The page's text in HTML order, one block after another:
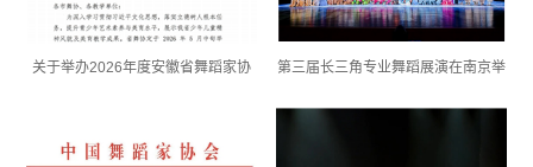
关于举办2026年度安徽省舞蹈家协
第三届长三角专业舞蹈展演在南京举